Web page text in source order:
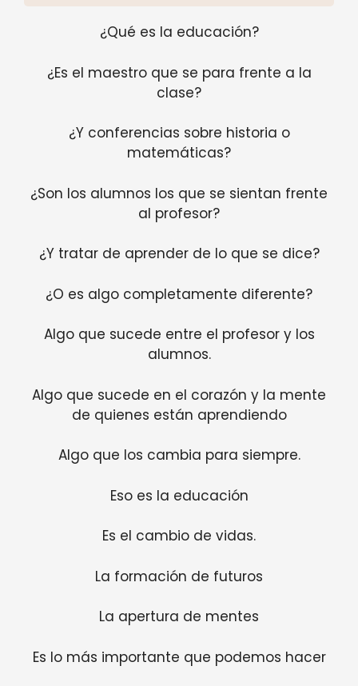
¿Qué es la educación?
¿Es el maestro que se para frente a la
clase?
¿Y conferencias sobre historia o
matemáticas?
¿Son los alumnos los que se sientan frente
al profesor?
¿Y tratar de aprender de lo que se dice?
¿O es algo completamente diferente?
Algo que sucede entre el profesor y los
alumnos.
Algo que sucede en el corazón y la mente
de quienes están aprendiendo
Algo que los cambia para siempre.
Eso es la educación
Es el cambio de vidas.
La formación de futuros
La apertura de mentes
Es lo más importante que podemos hacer